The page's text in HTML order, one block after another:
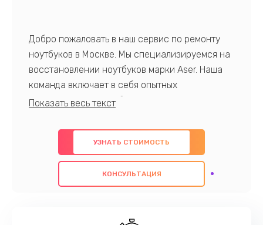
Добро пожаловать в наш сервис по ремонту
ноутбуков в Москве. Мы специализируемся на
восстановлении ноутбуков марки Aser. Наша
команда включает в себя опытных
профессионалов с обширными знаниями и
предлагаем быстрый и качественный ремонт с
использованием оригинальных компонентов, а
также гарантируем качество всех
проведенных работ. Наша цель - предоставить
наилучшим образом. Не медлите записаться на
УЗНАТЬ СТОИМОСТЬ
КОНСУЛЬТАЦИЯ